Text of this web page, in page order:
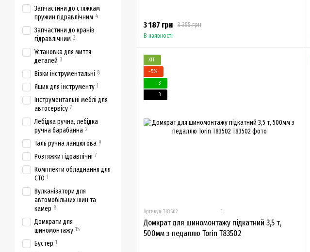
3 355 грн
3 187 грн
В наявності
ХІТ
−5%
3
3
Артикул: T83502 1
Домкрат для шиномонтажу підкатний 3,5 т,
500мм з педаллю Torin T83502
Запчастини до стяжкам
пружин гідравлічним 4
Запчастини до кранів
гідравлічним 2
Установка для миття
деталей 3
Візки інструментальні 8
Ящик для інструменту 1
Інструментальні меблі для
автосервісу 7
Лебідка ручна, лебідка
ручна барабанна 2
Таль ручна ланцюгова 9
Розтяжки гідравлічні 7
Комплекти обладнання для
СТО 1
Вулканізатори для
автомобільних шин та
камер 8
Домкрати для
шиномонтажу 15
Бустер 1